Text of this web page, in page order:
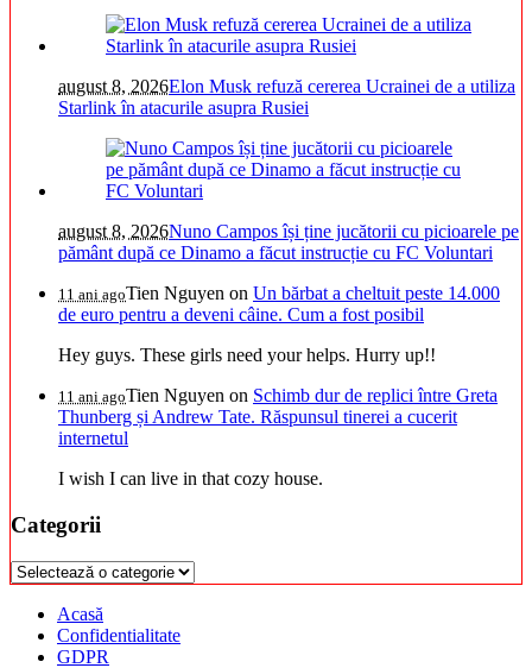
august 8, 2026Elon Musk refuză cererea Ucrainei de a utiliza
Starlink în atacurile asupra Rusiei
august 8, 2026Nuno Campos își ține jucătorii cu picioarele pe
pământ după ce Dinamo a făcut instrucție cu FC Voluntari
11 ani agoTien Nguyen on Un bărbat a cheltuit peste 14.000
de euro pentru a deveni câine. Cum a fost posibil
Hey guys. These girls need your helps. Hurry up!!
11 ani agoTien Nguyen on Schimb dur de replici între Greta
Thunberg și Andrew Tate. Răspunsul tinerei a cucerit
internetul
I wish I can live in that cozy house.
Categorii
Categorii
Acasă
Confidentialitate
GDPR